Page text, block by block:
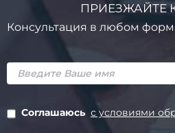
ПРИЕЗЖАЙТЕ
Консультация в любом
Соглашаюсь с условиями